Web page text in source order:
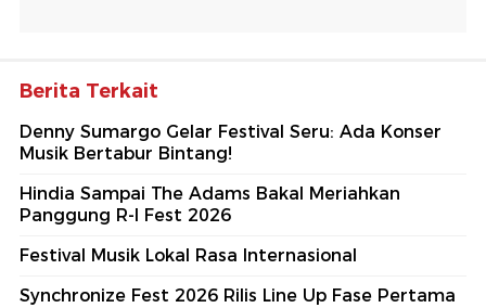
Berita Terkait
Denny Sumargo Gelar Festival Seru: Ada Konser
Musik Bertabur Bintang!
Hindia Sampai The Adams Bakal Meriahkan
Panggung R-I Fest 2026
Festival Musik Lokal Rasa Internasional
Synchronize Fest 2026 Rilis Line Up Fase Pertama